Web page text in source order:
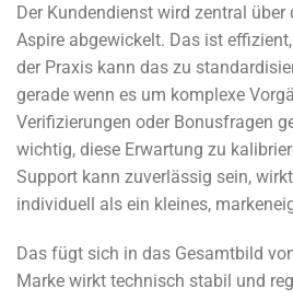
Der Kundendienst wird zentral über
Aspire abgewickelt. Das ist
der Praxis kann das zu
gerade wenn es um komplexe
Verifizierungen oder Bonusfragen
wichtig, diese Erwartung zu
Support kann zuverlässig sein,
individuell als ein kleines,
Das fügt sich in das Gesamtbild
Marke wirkt technisch stabil und